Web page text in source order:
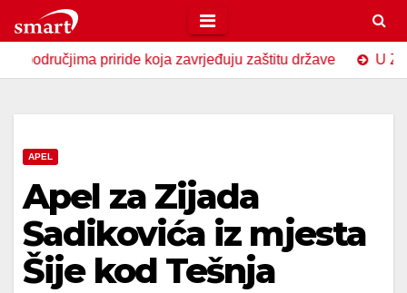
to
contentpriride koja zavrjeđuju zaštitu države U
APEL
Apel za Zijada
Sadikovića iz mjesta
Šije kod Tešnja